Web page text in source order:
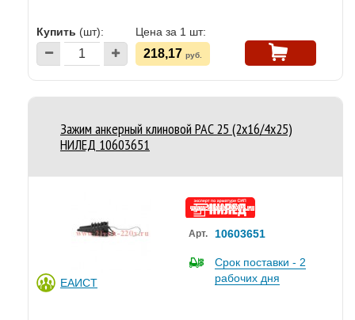
Купить (шт): Цена за 1 шт:
218,17 руб.
Зажим анкерный клиновой PAC 25 (2х16/4х25)
НИЛЕД 10603651
ЕАИСТ
Арт. 10603651
Срок поставки - 2
рабочих дня